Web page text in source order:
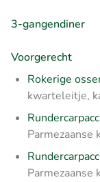
3-gangendiner
Voorgerecht
Rokerige
kwarteleitje,
Parmezaanse
Parmezaanse